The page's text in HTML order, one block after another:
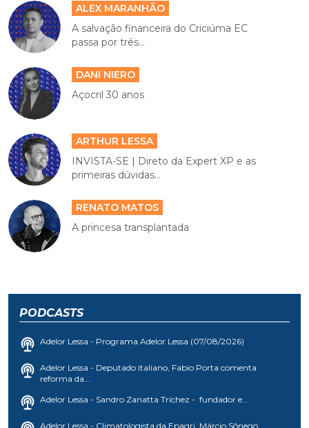
ALEX MARANHÃO
A salvação financeira do Criciúma EC
passa por três...
DANI NIERO
Açocril 30 anos
ARTHUR LESSA
INVISTA-SE | Direto da Expert XP e as
primeiras dúvidas...
RENATO MATOS
A princesa transplantada
PODCASTS
Adelor Lessa - Programa Adelor Lessa (07/08/2026)
Adelor Lessa - Deputado italiano, Fabio Porta comenta
reforma da...
Adelor Lessa - Sandro Zanatta Trichez - fundador e...
Adelor Lessa - Climatologista da Epagri, Márcio Sônego